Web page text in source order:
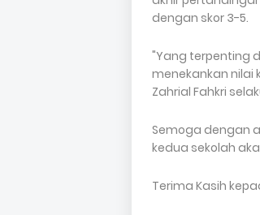
dengan skor 3-5.
"Yang terpenting
menekankan nilai
Zahrial Fahkri
Semoga dengan
kedua sekolah
Terima Kasih